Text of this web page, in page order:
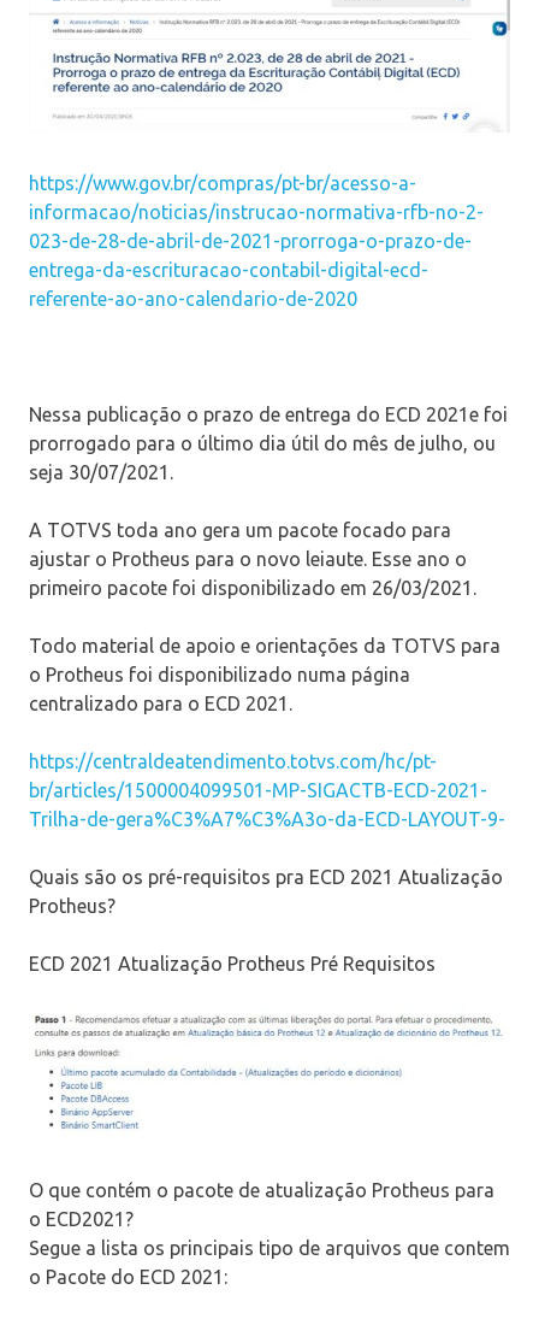
https://www.gov.br/compras/pt-br/acesso-a-
informacao/noticias/instrucao-normativa-rfb-no-2-
023-de-28-de-abril-de-2021-prorroga-o-prazo-de-
entrega-da-escrituracao-contabil-digital-ecd-
referente-ao-ano-calendario-de-2020
Nessa publicação o prazo de entrega do ECD 2021e foi
prorrogado para o último dia útil do mês de julho, ou
seja 30/07/2021.
A TOTVS toda ano gera um pacote focado para
ajustar o Protheus para o novo leiaute. Esse ano o
primeiro pacote foi disponibilizado em 26/03/2021.
Todo material de apoio e orientações da TOTVS para
o Protheus foi disponibilizado numa página
centralizado para o ECD 2021.
https://centraldeatendimento.totvs.com/hc/pt-
br/articles/1500004099501-MP-SIGACTB-ECD-2021-
Trilha-de-gera%C3%A7%C3%A3o-da-ECD-LAYOUT-9-
Quais são os pré-requisitos pra ECD 2021 Atualização
Protheus?
ECD 2021 Atualização Protheus Pré Requisitos
O que contém o pacote de atualização Protheus para
o ECD2021?
Segue a lista os principais tipo de arquivos que contem
o Pacote do ECD 2021: